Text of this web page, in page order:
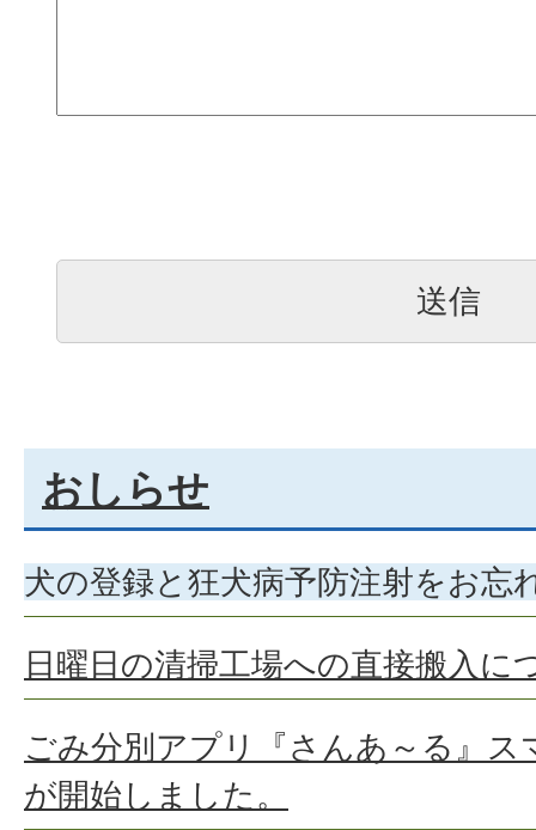
おしらせ
犬の登録と狂犬病予防注射をお忘
日曜日の清掃工場への直接搬入に
ごみ分別アプリ『さんあ～る』ス
が開始しました。